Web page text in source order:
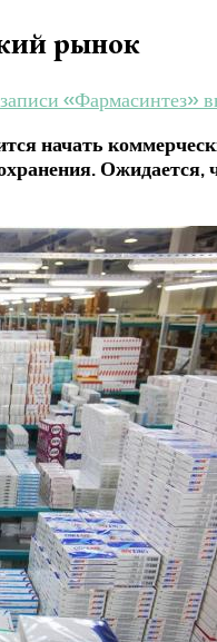
рынок
«Фармасинтез»
начать